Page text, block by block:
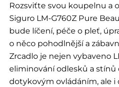
Rozsviťte svou koupelnu a
Siguro LM-G760Z Pure
bude líčení, péče o pleť,
o něco pohodlnější a
Zrcadlo je nejen vybaveno
eliminování odlesků a
dotykovým ovládáním, ale i